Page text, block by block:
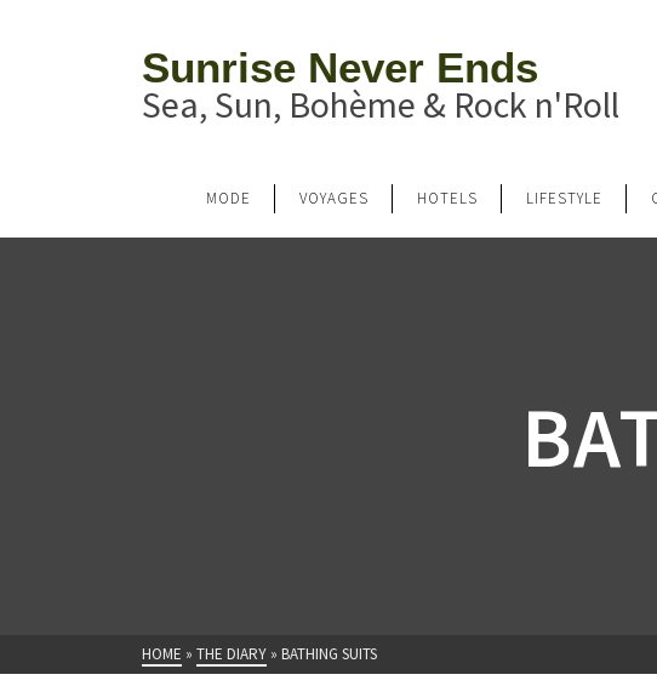
Sunrise Never Ends
Sea, Sun, Bohème & Rock n'Roll
MODE VOYAGES HOTELS LIFESTYLE
HOME » THE DIARY » BATHING SUITS